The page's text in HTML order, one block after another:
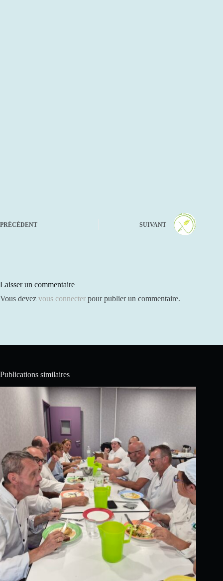
PRÉCÉDENT SUIVANT
Laisser un commentaire
Vous devez vous connecter pour publier un commentaire.
Publications similaires